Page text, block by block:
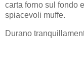
carta forno sul fondo
spiacevoli muffe.
Durano